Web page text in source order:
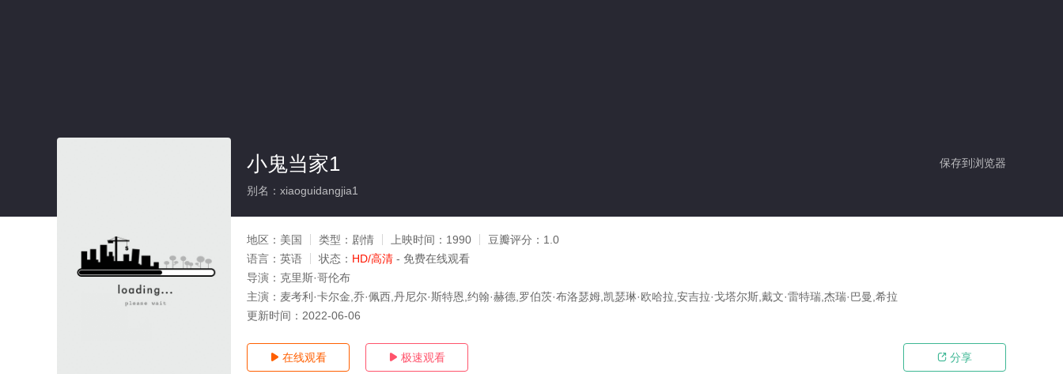
保存到浏览器
小鬼当家1
别名：xiaoguidangjia1
地区： 美国 类型： 剧情 上映时间： 1990 豆瓣评分： 1.0
语言： 英语 状态： HD/高清 - 免费在线观看
导演： 克里斯·哥伦布
主演： 麦考利·卡尔金,乔·佩西,丹尼尔·斯特恩,约翰·赫德,罗伯茨·布洛瑟姆,凯瑟琳·欧哈拉,安吉拉·戈塔尔斯,戴文·雷特瑞,杰瑞·巴曼,希拉
更新时间： 2022-06-06
 在线观看  极速观看  分享